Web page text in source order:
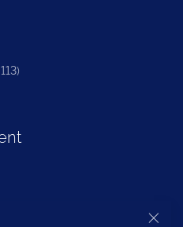
Rights Protection